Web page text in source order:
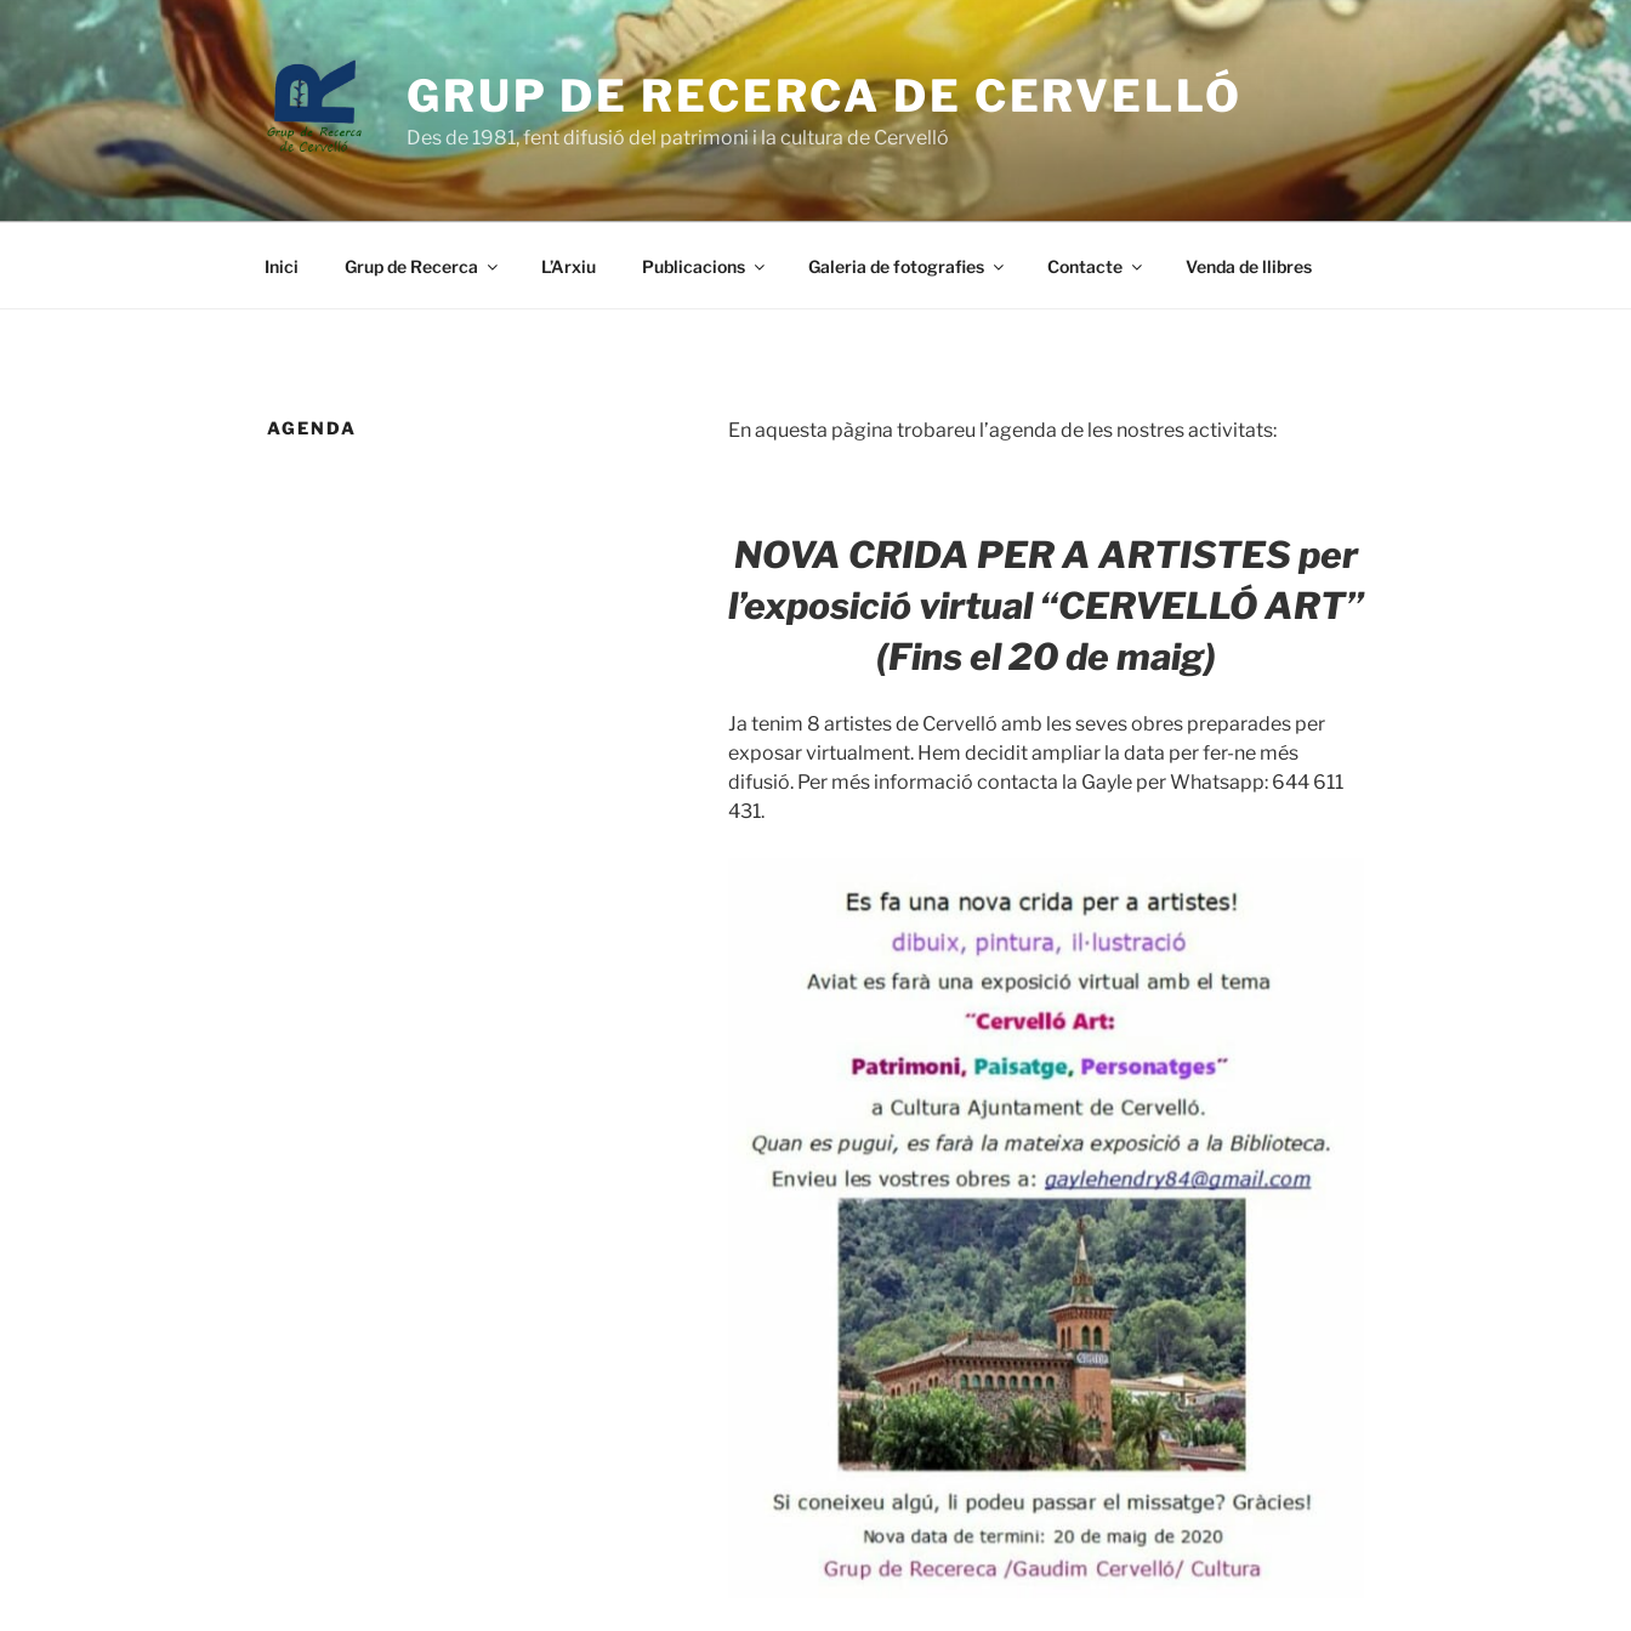
contingut
GRUP DE RECERCA DE CERVELLÓ
Des de 1981, fent difusió del patrimoni i la cultura de Cervelló
Inici Grup de Recerca L’Arxiu Publicacions Galeria de fotografies Contacte Venda de llibres
AGENDA En aquesta pàgina trobareu l’agenda de les nostres activitats:
NOVA CRIDA PER A ARTISTES per
l’exposició virtual “CERVELLÓ ART”
(Fins el 20 de maig)
Ja tenim 8 artistes de Cervelló amb les seves obres preparades per
exposar virtualment. Hem decidit ampliar la data per fer-ne més
difusió. Per més informació contacta la Gayle per Whatsapp: 644 611
431.